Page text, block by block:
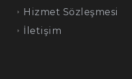
Hizmet Sözleşmesi
İletişim